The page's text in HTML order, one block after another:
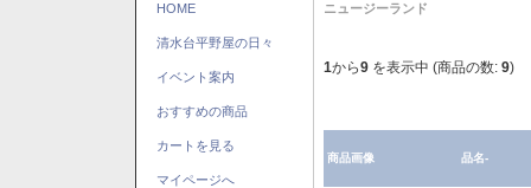
HOME
清水台平野屋の日々
イベント案内
おすすめの商品
カートを見る
マイページへ
ニュージーランド
1から9 を表示中 (商品の数: 9)
商品画像 品名-